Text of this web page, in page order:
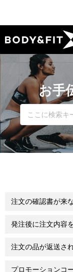
お手
注文の確認書が来
発注後に注文内容
注文の品が返送さ
プロモーションコ